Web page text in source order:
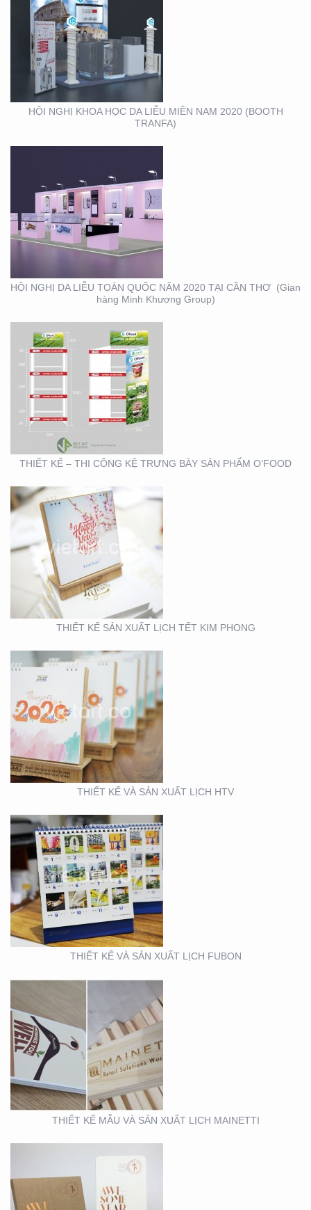
HỘI NGHỊ KHOA HỌC DA LIỄU MIỀN NAM 2020 (BOOTH
TRANFA)
HỘI NGHỊ DA LIỄU
TOÀN QUỐC NĂM 2020
TẠI CẦN THƠ (GIAN
HÀNG MINH KHƯƠNG
GROUP)
HỘI NGHỊ DA LIỄU TOÀN QUỐC NĂM 2020 TẠI CẦN THƠ (Gian
hàng Minh Khương Group)
THIẾT KẾ – THI CÔNG
KỆ TRƯNG BÀY SẢN
PHẨM O’FOOD
THIẾT KẾ – THI CÔNG KỆ TRƯNG BÀY SẢN PHẨM O’FOOD
THIẾT KẾ SẢN XUẤT
LỊCH TẾT KIM PHONG
THIẾT KẾ SẢN XUẤT LỊCH TẾT KIM PHONG
THIẾT KẾ VÀ SẢN XUẤT
LỊCH HTV
THIẾT KẾ VÀ SẢN XUẤT LỊCH HTV
THIẾT KẾ VÀ SẢN XUẤT
LỊCH FUBON
THIẾT KẾ VÀ SẢN XUẤT LỊCH FUBON
THIẾT KẾ MẪU VÀ SẢN
XUẤT LỊCH MAINETTI
THIẾT KẾ MẪU VÀ SẢN XUẤT LỊCH MAINETTI
MẪU THIẾT KẾ LỊCH
TẾT
MẪU THIẾT KẾ THIỆP